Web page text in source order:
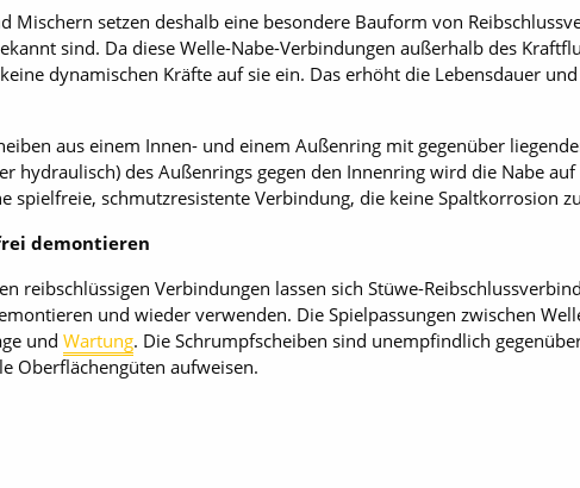
Mischern setzen deshalb eine besondere Bauform von
sind. Da diese Welle-Nabe-Verbindungen außerhalb des
dynamischen Kräfte auf sie ein. Das erhöht die Lebensdauer
aus einem Innen- und einem Außenring mit gegenüber
hydraulisch) des Außenrings gegen den Innenring wird die Nabe
spielfreie, schmutzresistente Verbindung, die keine Spaltkorrosion
demontieren
reibschlüssigen Verbindungen lassen sich Stüwe-
und wieder verwenden. Die Spielpassungen zwischen
und Wartung. Die Schrumpfscheiben sind unempfindlich
Oberflächengüten aufweisen.